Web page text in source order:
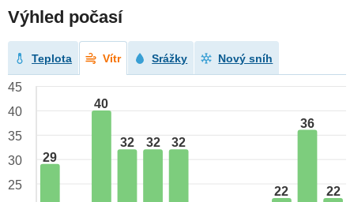
Výhled počasí
Teplota Vítr Srážky Nový sníh
29
40
32 32 32
22
36
22
45
40
35
30
25